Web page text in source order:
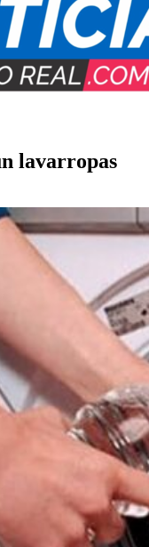
lavarropas